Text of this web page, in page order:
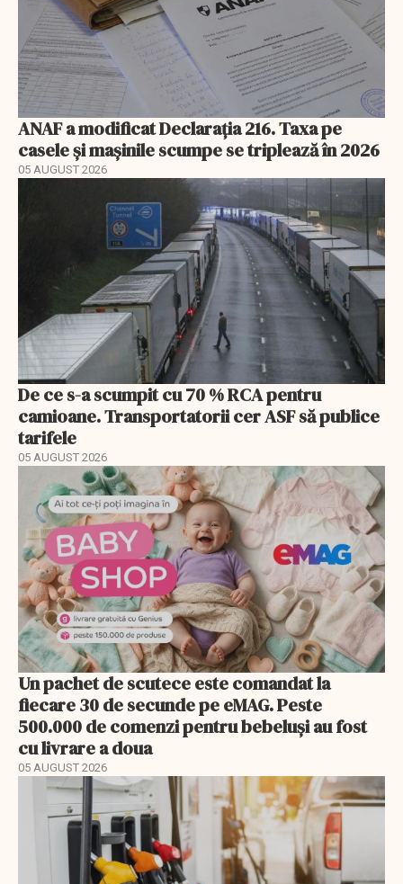
ANAF a modificat Declarația 216. Taxa pe
casele și mașinile scumpe se triplează în 2026
05 AUGUST 2026
De ce s-a scumpit cu 70 % RCA pentru
camioane. Transportatorii cer ASF să publice
tarifele
05 AUGUST 2026
Un pachet de scutece este comandat la
fiecare 30 de secunde pe eMAG. Peste
500.000 de comenzi pentru bebeluși au fost
cu livrare a doua
05 AUGUST 2026